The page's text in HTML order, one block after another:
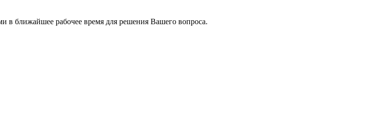
в ближайшее рабочее время для решения Вашего вопроса.